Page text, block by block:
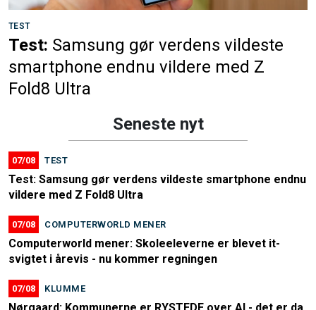
TEST
Test: Samsung gør verdens vildeste
smartphone endnu vildere med Z
Fold8 Ultra
Seneste nyt
07/08 TEST
Test: Samsung gør verdens vildeste smartphone endnu
vildere med Z Fold8 Ultra
07/08 COMPUTERWORLD MENER
Computerworld mener: Skoleeleverne er blevet it-
svigtet i årevis - nu kommer regningen
07/08 KLUMME